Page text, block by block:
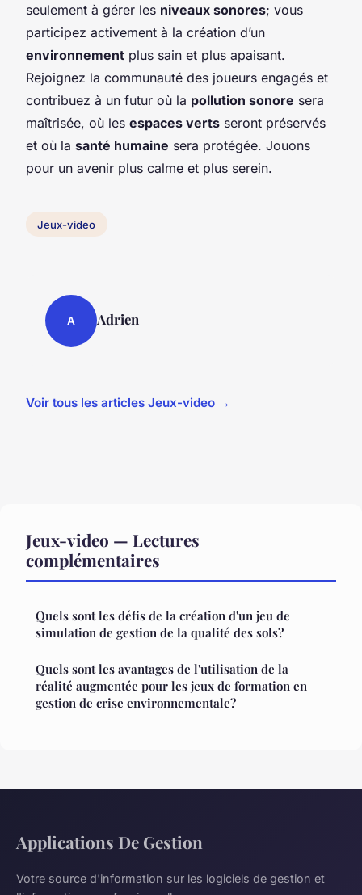
seulement à gérer les niveaux sonores; vous
participez activement à la création d’un
environnement plus sain et plus apaisant.
Rejoignez la communauté des joueurs engagés et
contribuez à un futur où la pollution sonore sera
maîtrisée, où les espaces verts seront préservés
et où la santé humaine sera protégée. Jouons
pour un avenir plus calme et plus serein.
Jeux-video
A Adrien
Voir tous les articles Jeux-video →
Jeux-video — Lectures
complémentaires
Quels sont les défis de la création d'un jeu de
simulation de gestion de la qualité des sols?
Quels sont les avantages de l'utilisation de la
réalité augmentée pour les jeux de formation en
gestion de crise environnementale?
Applications De Gestion
Votre source d'information sur les logiciels de gestion et